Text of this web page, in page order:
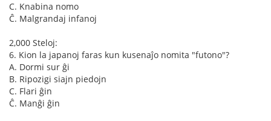
C. Knabina nomo
Ĉ. Malgrandaj infanoj
2,000 Steloj:
6. Kion la japanoj faras kun kusenaĵo nomita "futono"?
A. Dormi sur ĝi
B. Ripozigi siajn piedojn
C. Flari ĝin
Ĉ. Manĝi ĝin